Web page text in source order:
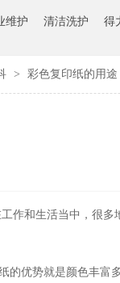
维护 清洁洗护 得
> 彩色复印纸的用途
作和生活当中，很多
的优势就是颜色丰富